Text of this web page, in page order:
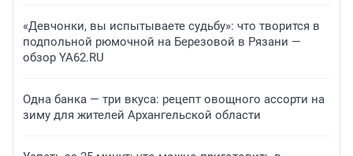
«Девчонки, вы испытываете судьбу»: что творится в
подпольной рюмочной на Березовой в Рязани —
обзор YA62.RU
Одна банка — три вкуса: рецепт овощного ассорти на
зиму для жителей Архангельской области